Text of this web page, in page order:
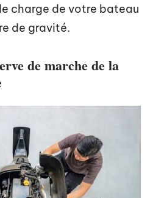
charge de votre bateau
de gravité.
de marche de la